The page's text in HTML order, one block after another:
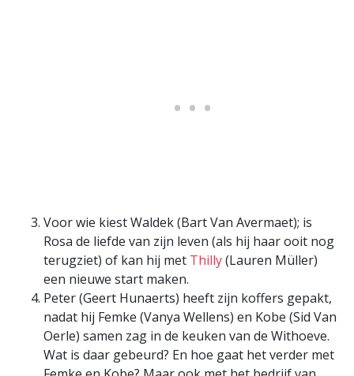
Voor wie kiest Waldek (Bart Van Avermaet); is
Rosa de liefde van zijn leven (als hij haar ooit nog
terugziet) of kan hij met Thilly(Lauren Müller)
een nieuwe start maken.
Peter (Geert Hunaerts) heeft zijn koffers gepakt,
nadat hij Femke (Vanya Wellens) en Kobe (Sid Van
Oerle) samen zag in de keuken van de Withoeve.
Wat is daar gebeurd? En hoe gaat het verder met